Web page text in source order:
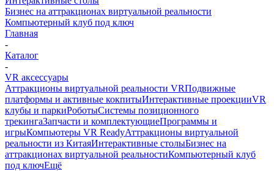
Бизнес на аттракционах виртуальной реальности
Компьютерный клуб под ключ
Главная
-
Каталог
-
VR аксессуары
Аттракционы виртуальной реальности VRПодвижные
платформы и активные кокпитыИнтерактивные проекцииVR
клубы и паркиРоботыСистемы позиционного
трекингаЗапчасти и комплектующиеПрограммы и
игрыКомпьютеры VR ReadyАттракционы виртуальной
реальности из КитаяИнтерактивные столыБизнес на
аттракционах виртуальной реальностиКомпьютерный клуб
под ключЕщё